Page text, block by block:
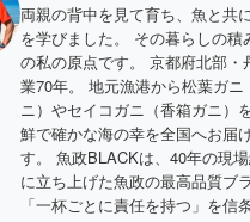
両親の背中を見て育ち、魚と共
を学びました。 その暮らしの積
の私の原点です。 京都府北部・
業70年。 地元漁港から松葉ガニ
ニ）やセイコガニ（香箱ガニ）
鮮で確かな海の幸を全国へお届
す。 魚政BLACKは、40年の現
に立ち上げた魚政の最高品質ブ
「一杯ごとに責任を持つ」を信